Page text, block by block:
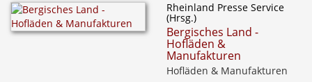
Rheinland Presse Service
(Hrsg.)
Bergisches Land -
Hofläden &
Manufakturen
Hofläden & Manufakturen